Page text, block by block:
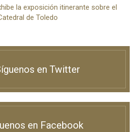
la exposición itinerante sobre el
de Toledo
en Twitter
en Facebook